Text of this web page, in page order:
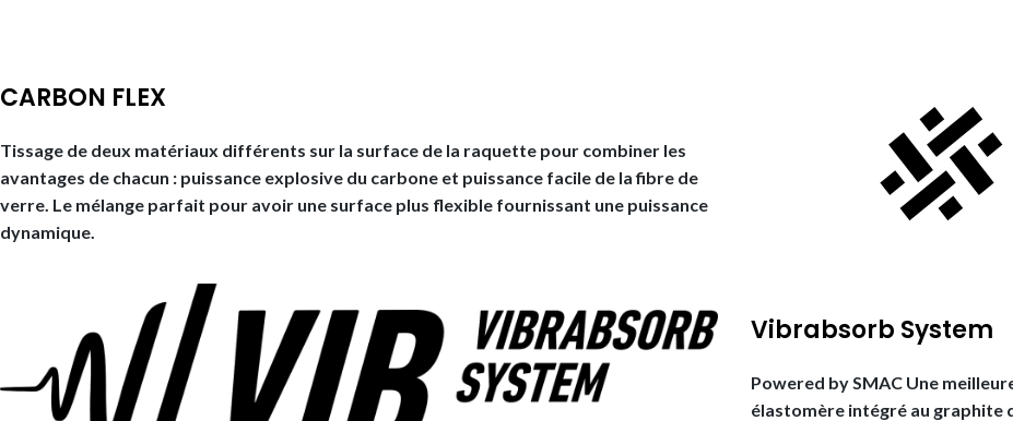
CARBON FLEX
Tissage de deux matériaux différents sur la surface de la raquette pour combiner les
avantages de chacun : puissance explosive du carbone et puissance facile de la fibre de
verre. Le mélange parfait pour avoir une surface plus flexible fournissant une puissance
dynamique.
Vibrabsorb System
Powered by SMAC Une
élastomère intégré au